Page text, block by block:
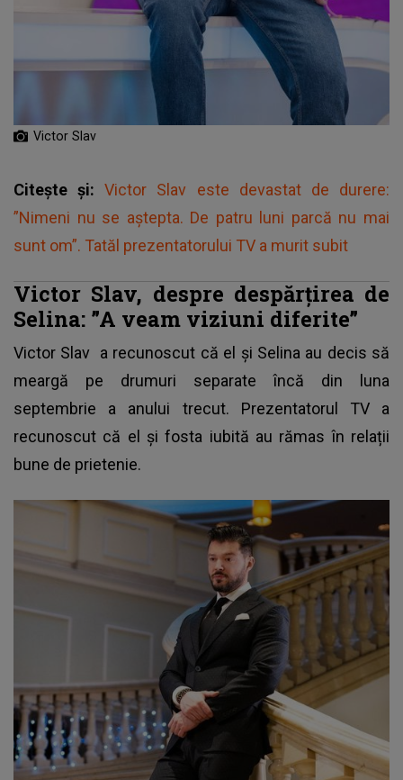
Victor Slav
Citește și:Victor Slav este devastat de durere:
”Nimeni nu se aștepta. De patru luni parcă nu mai
sunt om”. Tatăl prezentatorului TV a murit subit
Victor Slav, despre despărțirea de
Selina: ”A veam viziuni diferite”
Victor Slav a recunoscut că el și Selina au decis să
meargă pe drumuri separate încă din luna
septembrie a anului trecut. Prezentatorul TV a
recunoscut că el și fosta iubită au rămas în relații
bune de prietenie.